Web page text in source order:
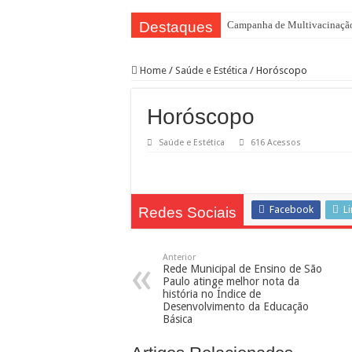
Destaques Campanha de
Pedal de Ativação da Trilha
2ª Reunião Ordinária do
12 plataformas de apoio à
9ª Semana Municipal da
Home / Saúde e Estética / Horóscopo
Horóscopo
Saúde e Estética 616 Acessos
Redes Sociais Facebook
Anterior
Rede Municipal de Ensino de São
Paulo atinge melhor nota da
história no Índice de
Desenvolvimento da Educação
Básica